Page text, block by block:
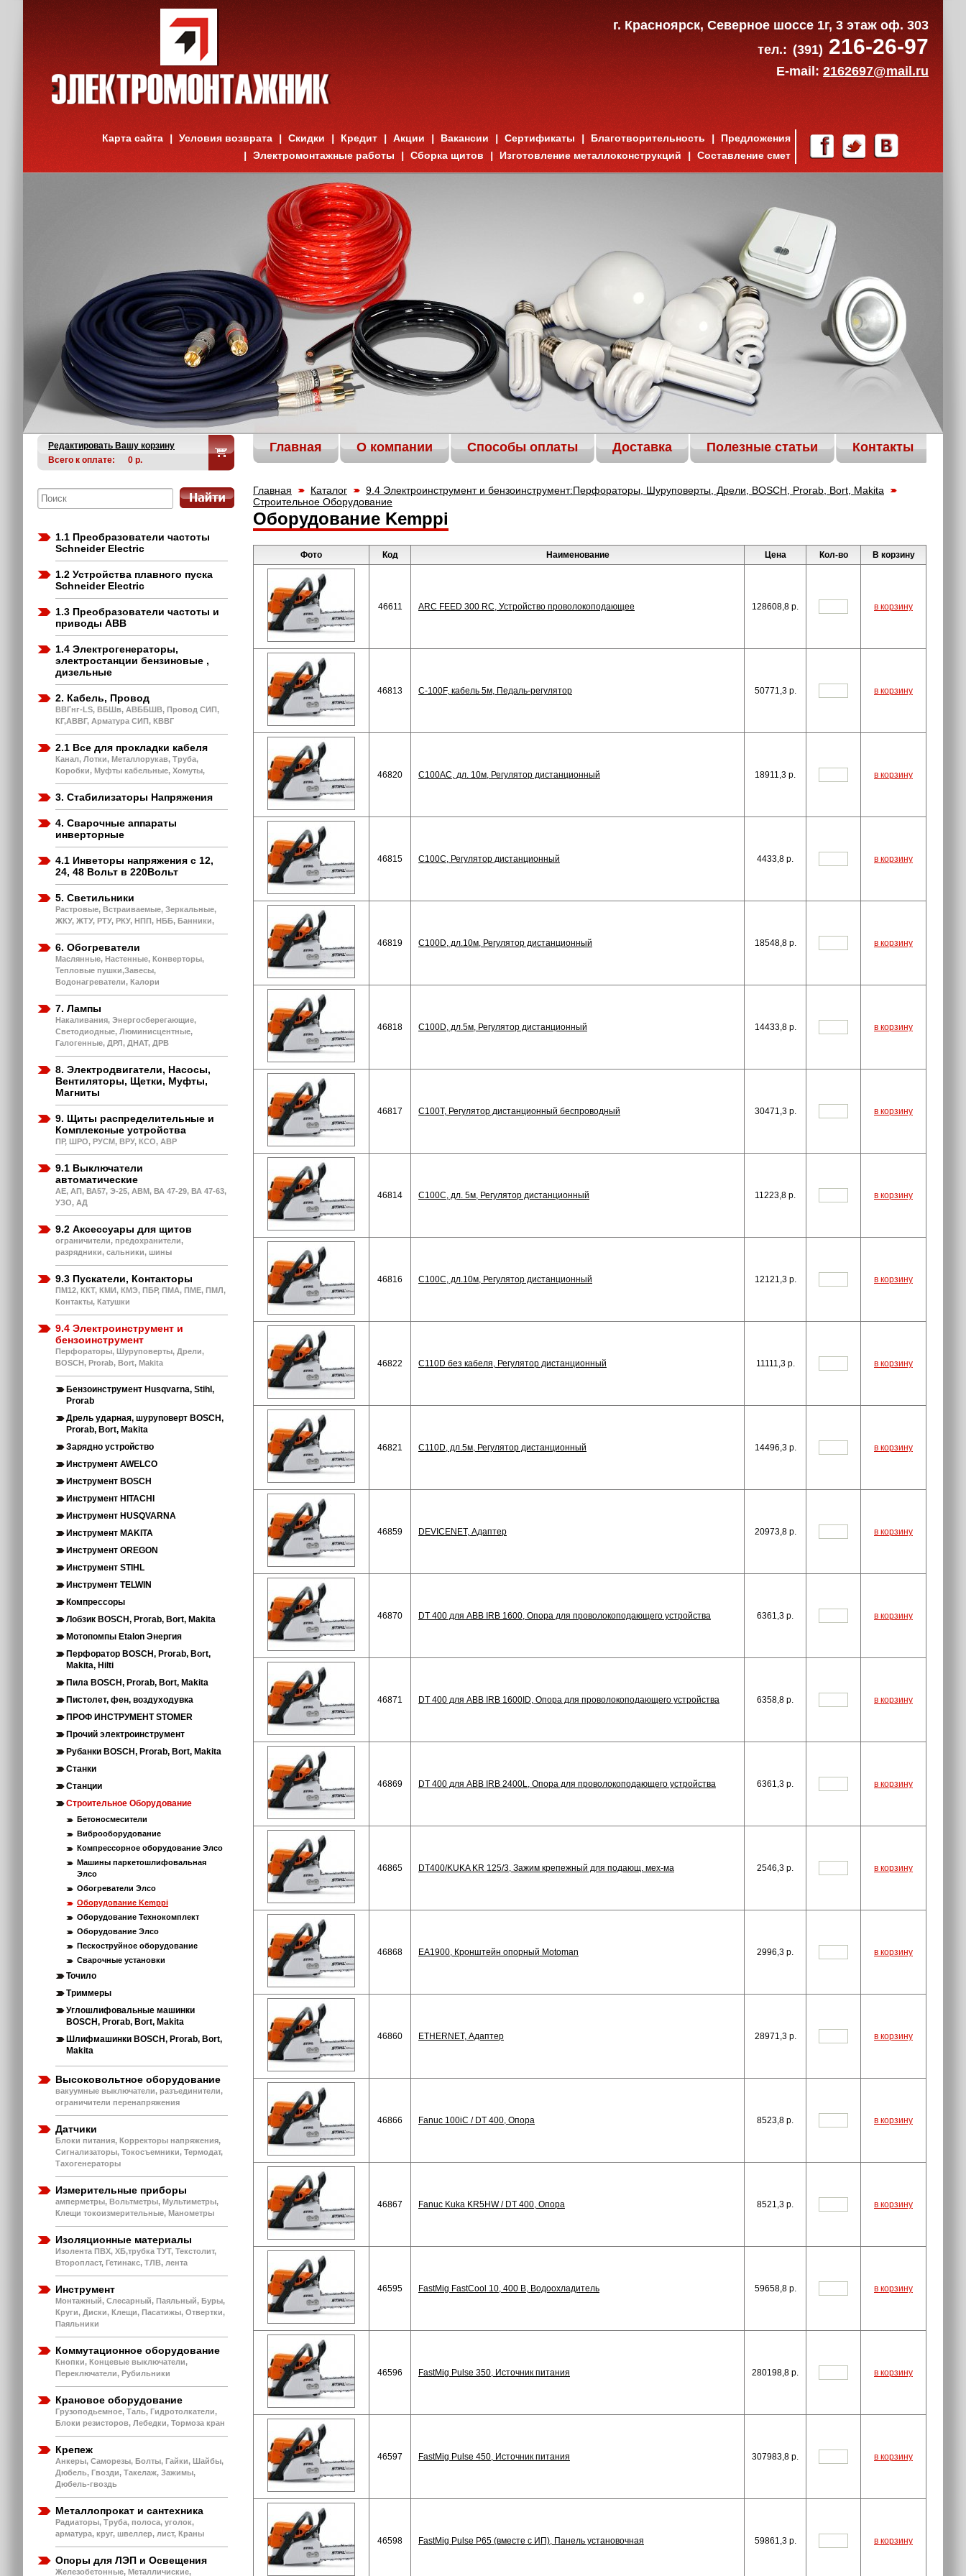
г. Красноярск, Северное шоссе 1г, 3 этаж оф. 303
тел.: (391)216-26-97
E-mail: 2162697@mail.ru
Карта сайта Условия возврата Скидки Кредит Акции Вакансии Сертификаты Благотворительность
Предложения
Электромонтажные работы
Сборка щитов Изготовление металлоконструкций Составление смет
Редактировать Вашу корзину
Всего к оплате:
0 р.
1.1 Преобразователи частоты
Schneider Electric
1.2 Устройства плавного пуска
Schneider Electric
1.3 Преобразователи частоты и
приводы ABB
1.4 Электрогенераторы,
электростанции бензиновые ,
дизельные
2. Кабель, Провод
ВВГнг-LS, ВБШв, АВББШВ, Провод СИП,
КГ,АВВГ, Арматура СИП, КВВГ
2.1 Все для прокладки кабеля
Канал, Лотки, Металлорукав, Труба,
Коробки, Муфты кабельные, Хомуты,
3. Стабилизаторы Напряжения
4. Сварочные аппараты
инверторные
4.1 Инветоры напряжения с 12,
24, 48 Вольт в 220Вольт
5. Светильники
Растровые, Встраиваемые, Зеркальные,
ЖКУ, ЖТУ, РТУ, РКУ, НПП, НББ, Банники,
6. Обогреватели
Маслянные, Настенные, Конверторы,
Тепловые пушки,Завесы,
Водонагреватели, Калори
7. Лампы
Накаливания, Энергосберегающие,
Светодиодные, Люминисцентные,
Галогенные, ДРЛ, ДНАТ, ДРВ
8. Электродвигатели, Насосы,
Вентиляторы, Щетки, Муфты,
Магниты
9. Щиты распределительные и
Комплексные устройства
ПР, ШРО, РУСМ, ВРУ, КСО, АВР
9.1 Выключатели
автоматические
АЕ, АП, ВА57, Э-25, АВМ, ВА 47-29, ВА 47-63,
УЗО, АД
9.2 Аксессуары для щитов
ограничители, предохранители,
разрядники, сальники, шины
9.3 Пускатели, Контакторы
ПМ12, ККТ, КМИ, КМЭ, ПБР, ПМА, ПМЕ, ПМЛ,
Контакты, Катушки
9.4 Электроинструмент и
бензоинструмент
Перфораторы, Шуруповерты, Дрели,
BOSCH, Prorab, Bort, Makita
Бензоинструмент Husqvarna, Stihl,
Prorab
Дрель ударная, шуруповерт BOSCH,
Prorab, Bort, Makita
Зарядно устройство
Инструмент AWELCO
Инструмент BOSCH
Инструмент HITACHI
Инструмент HUSQVARNA
Инструмент MAKITA
Инструмент OREGON
Инструмент STIHL
Инструмент TELWIN
Компрессоры
Лобзик BOSCH, Prorab, Bort, Makita
Мотопомпы Etalon Энергия
Перфоратор BOSCH, Prorab, Bort,
Makita, Hilti
Пила BOSCH, Prorab, Bort, Makita
Пистолет, фен, воздуходувка
ПРОФ ИНСТРУМЕНТ STOMER
Прочий электроинструмент
Рубанки BOSCH, Prorab, Bort, Makita
Станки
Станции
Строительное Оборудование
Бетоносмесители
Виброоборудование
Компрессорное оборудование Элсо
Машины паркетошлифовальная
Элсо
Обогреватели Элсо
Оборудование Kemppi
Оборудование Технокомплект
Оборудование Элсо
Пескоструйное оборудование
Сварочные установки
Точило
Триммеры
Углошлифовальные машинки
BOSCH, Prorab, Bort, Makita
Шлифмашинки BOSCH, Prorab, Bort,
Makita
Высоковольтное оборудование
вакуумные выключатели, разъединители,
ограничители перенапряжения
Датчики
Блоки питания, Корректоры напряжения,
Сигнализаторы, Токосъемники, Термодат,
Тахогенераторы
Измерительные приборы
амперметры, Вольтметры, Мультиметры,
Клещи токоизмерительные, Манометры
Изоляционные материалы
Изолента ПВХ, ХБ,трубка ТУТ, Текстолит,
Второпласт, Гетинакс, ТЛВ, лента
Инструмент
Монтажный, Слесарный, Паяльный, Буры,
Круги, Диски, Клещи, Пасатижы, Отвертки,
Паяльники
Коммутационное оборудование
Кнопки, Концевые выключатели,
Переключатели, Рубильники
Крановое оборудование
Грузоподьемное, Таль, Гидротолкатели,
Блоки резисторов, Лебедки, Тормоза кран
Крепеж
Анкеры, Саморезы, Болты, Гайки, Шайбы,
Дюбель, Гвозди, Такелаж, Зажимы,
Дюбель-гвоздь
Металлопрокат и сантехника
Радиаторы, Труба, полоса, уголок,
арматура, круг, швеллер, лист, Краны
Опоры для ЛЭП и Освещения
Железобетонные, Металличиские,
Главная О компании Способы оплаты Доставка Полезные статьи Контакты
Главная Каталог
9.4 Электроинструмент и бензоинструмент:Перфораторы, Шуруповерты, Дрели, BOSCH, Prorab, Bort, Makita
Строительное Оборудование
Оборудование Kemppi
Фото Код Наименование Цена Кол-во В корзину
46611 ARC FEED 300 RC, Устройство проволокоподающее 128608,8 p. в корзину
46813 C-100F, кабель 5м, Педаль-регулятор 50771,3p. в корзину
46820 C100AC, дл. 10м, Регулятор дистанционный 18911,3 p. в корзину
46815 C100C, Регулятор дистанционный 4433,8 p. в корзину
46819 C100D, дл.10м, Регулятор дистанционный 18548,8p. в корзину
46818 C100D, дл.5м, Регулятор дистанционный 14433,8p. в корзину
46817 C100T, Регулятор дистанционный беспроводный 30471,3p. в корзину
46814 C100С, дл. 5м, Регулятор дистанционный 11223,8 p. в корзину
46816 C100С, дл.10м, Регулятор дистанционный 12121,3p. в корзину
46822 C110D без кабеля, Регулятор дистанционный 11111,3p. в корзину
46821 C110D, дл.5м, Регулятор дистанционный 14496,3p. в корзину
46859 DEVICENET, Адаптер 20973,8p. в корзину
46870 DT 400 для ABB IRB 1600, Опора для проволокоподающего устройства 6361,3 p. в корзину
46871 DT 400 для ABB IRB 1600ID, Опора для проволокоподающего устройства 6358,8 p. в корзину
46869 DT 400 для ABB IRB 2400L, Опора для проволокоподающего устройства 6361,3 p. в корзину
46865 DT400/KUKA KR 125/3, Зажим крепежный для подающ. мех-ма 2546,3 p. в корзину
46868 EA1900, Кронштейн опорный Motoman 2996,3 p. в корзину
46860 ETHERNET, Адаптер 28971,3p. в корзину
46866 Fanuc 100iC / DT 400, Опора 8523,8 p. в корзину
46867 Fanuc Kuka KR5HW / DT 400, Опора 8521,3 p. в корзину
46595 FastMig FastCool 10, 400 В, Водоохладитель 59658,8p. в корзину
46596 FastMig Pulse 350, Источник питания 280198,8 p. в корзину
46597 FastMig Pulse 450, Источник питания 307983,8 p. в корзину
46598 FastMig Pulse P65 (вместе с ИП), Панель установочная 59861,3p. в корзину